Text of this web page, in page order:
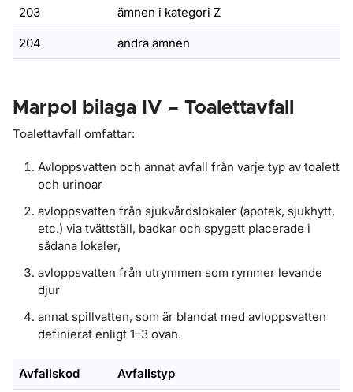
203 ämnen i kategori Z
204 andra ämnen
Marpol bilaga IV – Toalettavfall
Toalettavfall omfattar:
Avloppsvatten och annat avfall från varje typ av toalett
och urinoar
avloppsvatten från sjukvårdslokaler (apotek, sjukhytt,
etc.) via tvättställ, badkar och spygatt placerade i
sådana lokaler,
avloppsvatten från utrymmen som rymmer levande
djur
annat spillvatten, som är blandat med avloppsvatten
definierat enligt 1–3 ovan.
Avfallskod Avfallstyp